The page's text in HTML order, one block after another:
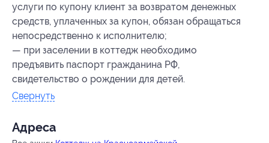
услуги по купону клиент за возвратом денежных
средств, уплаченных за купон, обязан обращаться
непосредственно к исполнителю;
— при заселении в коттедж необходимо
предъявить паспорт гражданина РФ,
свидетельство о рождении для детей.
Свернуть
Адресa